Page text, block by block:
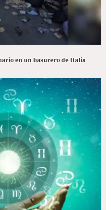
en un basurero de Italia